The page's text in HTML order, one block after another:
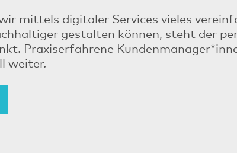
mittels digitaler Services vieles
gestalten können, steht der
Praxiserfahrene
weiter.